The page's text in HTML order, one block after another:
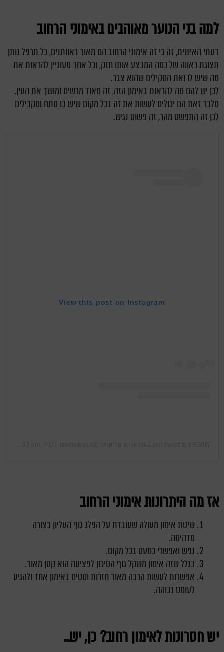
למה בני הנוער מאוהבים באימוני הרחוב
דעתי האישית, זה כי זה אימוני הרחוב הם מאוד ראוותנים, כל תרגיל נותן
תצוגת ראווה של כמה המבצע אותו חזק, וכל אחד מעוניין להראות את
מה שיש לו ואת הסקילים שהוא צבר.
לכן יש להם מה להראות באימון הזה, זה מאוד מרשים ומושך את העין.
מלבד זאת הם יכולים לעשות את זה בכל מקום שיש בו מתח ומקבילים
לכן זה התפשט מהר, זה פשוט נגיש.
View this post on Instagram
אז מה היתרונות אימוני הרחוב
שיטת אימון מעולה שעובדת על הפלג גוף העליון בצורה
מדהימה.
נגיש ואפשרי כמעט בכל מקום.
בגלל שזה אימון משקל גוף הסיכון לפציעה הוא קטן מאוד.
אפשרות לעשות הרבה מאוד חזרות וסטים באימון אחד ולהגיע
לעומס גבוהה.
יש חסרונות לאימון רחוב? כן, יש..